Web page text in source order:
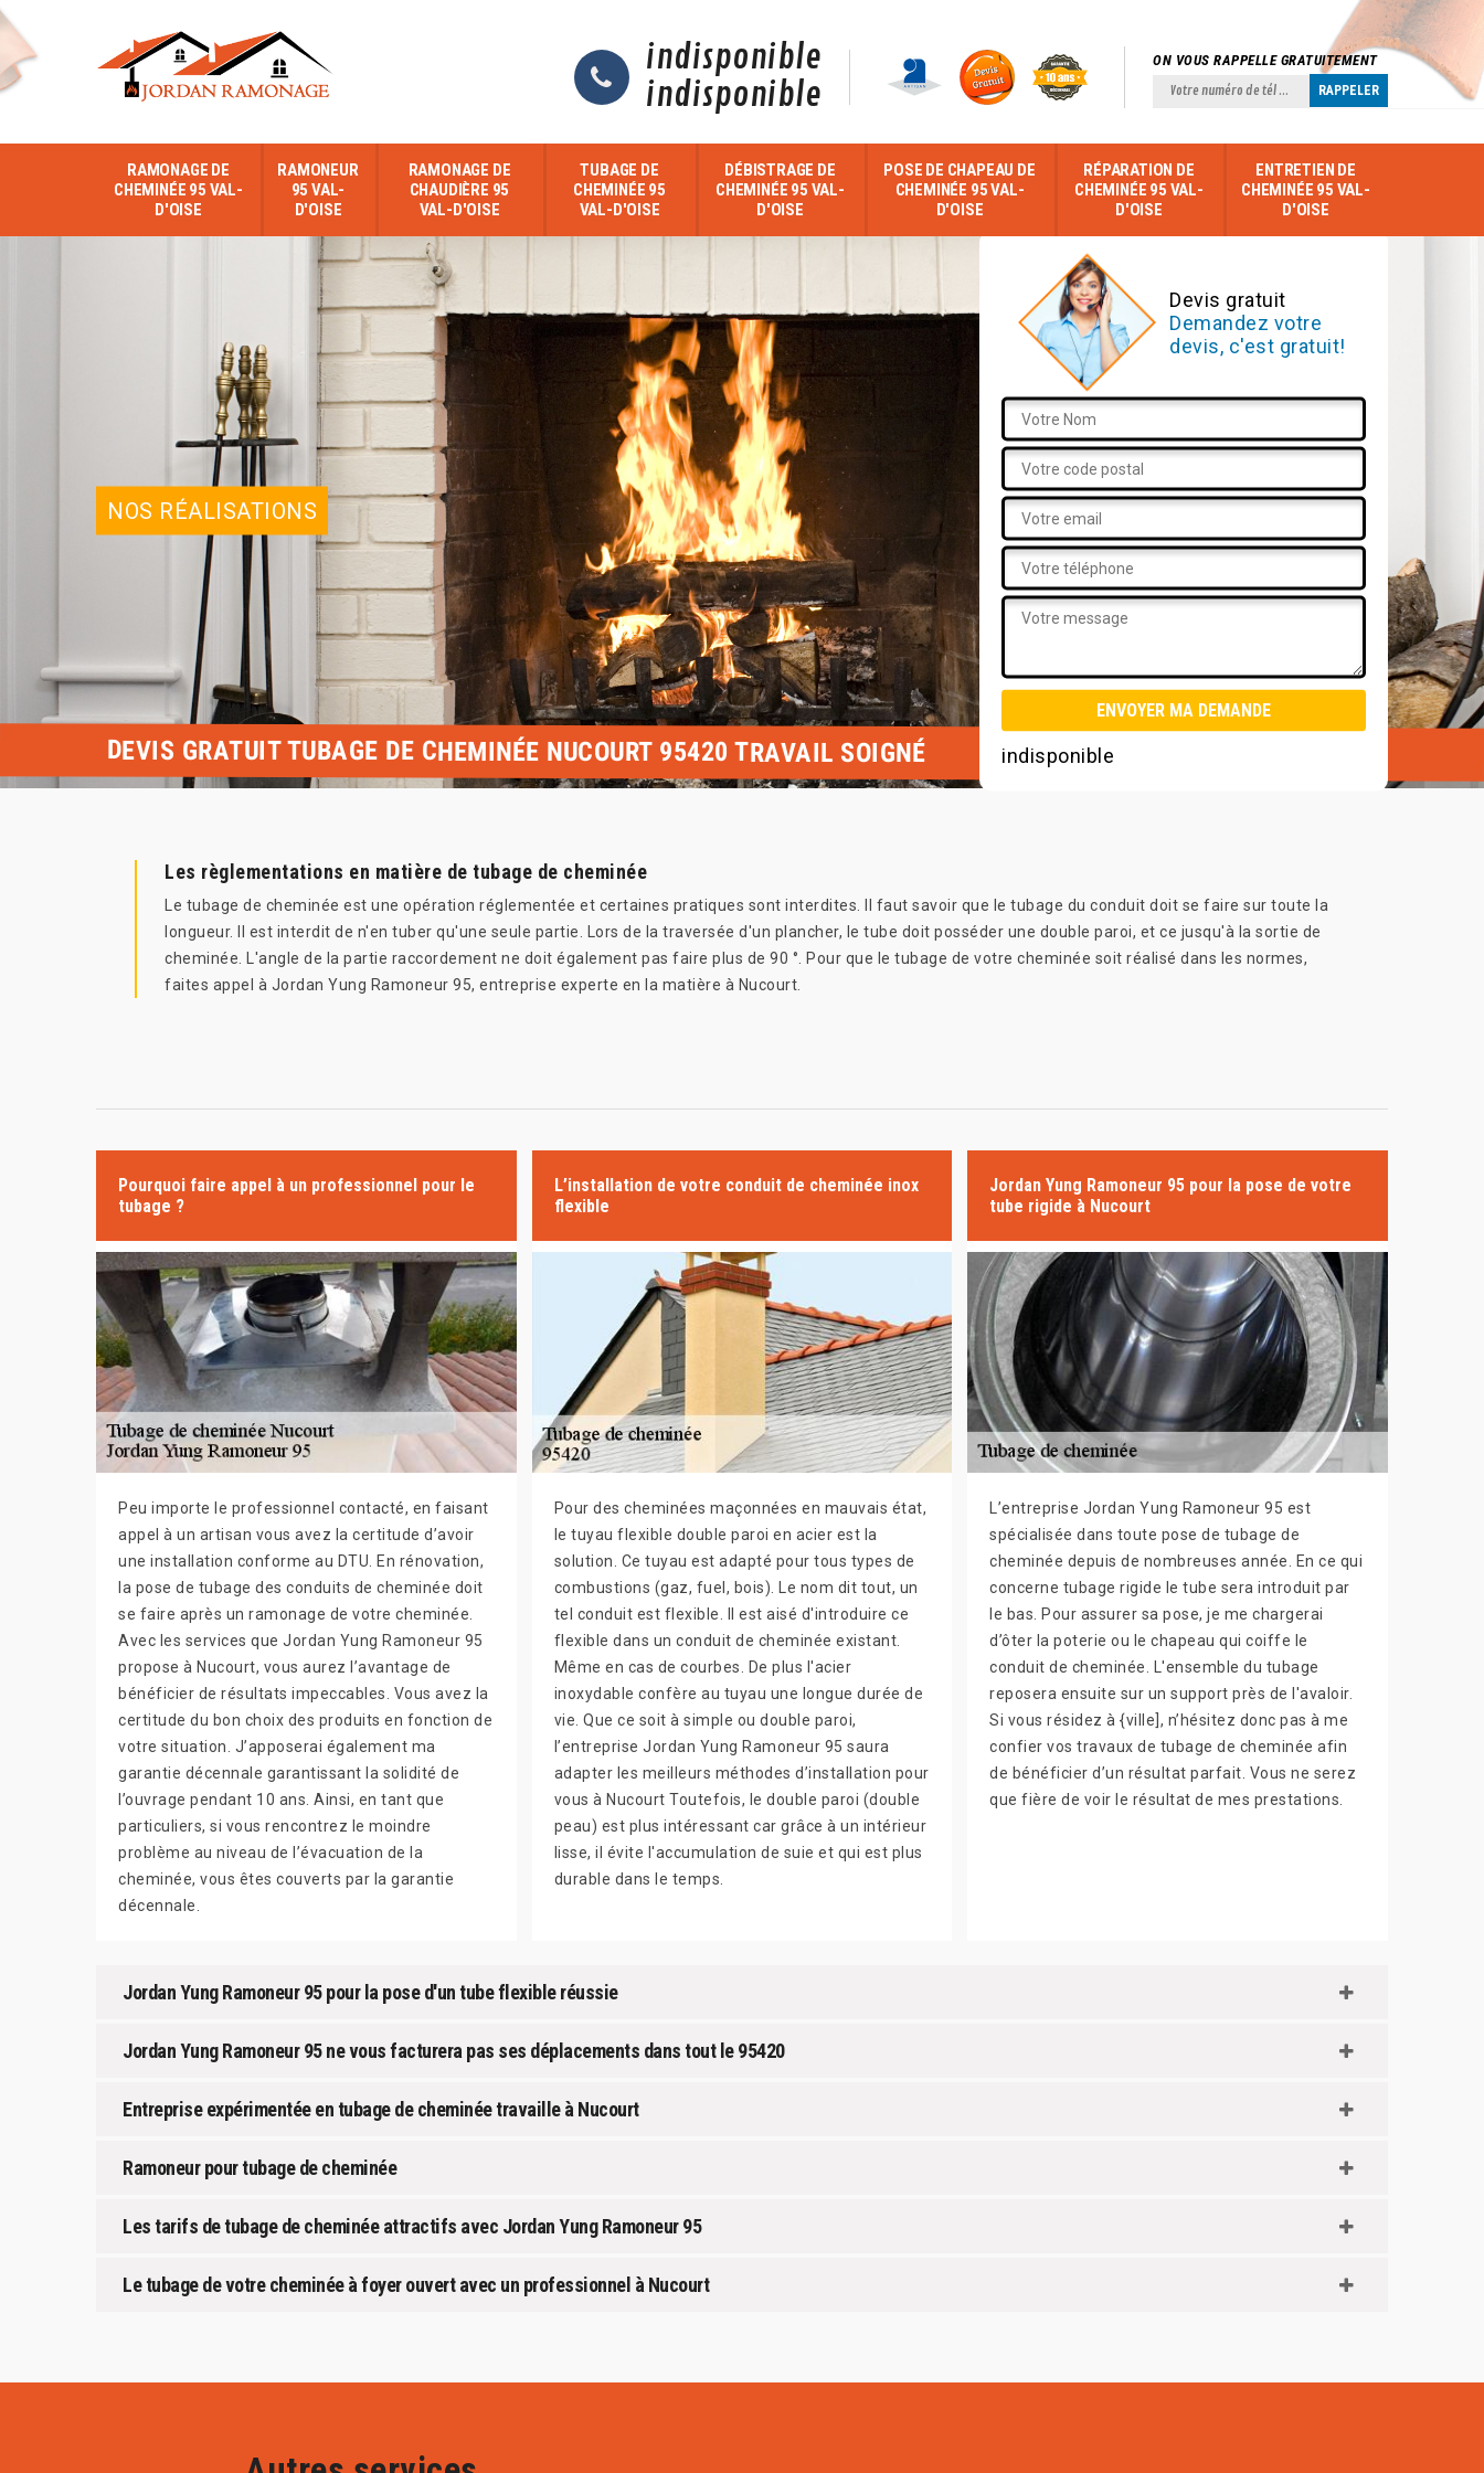
indisponible
indisponible
ON VOUS RAPPELLE GRATUITEMENT
RAMONAGE DE
CHEMINÉE 95 VAL-
D'OISE
RAMONEUR
95 VAL-
D'OISE
RAMONAGE DE
CHAUDIÈRE 95
VAL-D'OISE
TUBAGE DE
CHEMINÉE 95
VAL-D'OISE
DÉBISTRAGE DE
CHEMINÉE 95 VAL-
D'OISE
POSE DE CHAPEAU DE
CHEMINÉE 95 VAL-
D'OISE
RÉPARATION DE
CHEMINÉE 95 VAL-
D'OISE
ENTRETIEN DE
CHEMINÉE 95 VAL-
D'OISE
NOS RÉALISATIONS
Devis gratuit
Demandez votre
devis, c'est gratuit!
indisponible
DEVIS GRATUIT TUBAGE DE CHEMINÉE NUCOURT 95420 TRAVAIL SOIGNÉ
Les règlementations en matière de tubage de cheminée
Le tubage de cheminée est une opération réglementée et certaines pratiques sont interdites. Il faut savoir que le tubage du conduit doit se faire sur toute la
longueur. Il est interdit de n'en tuber qu'une seule partie. Lors de la traversée d'un plancher, le tube doit posséder une double paroi, et ce jusqu'à la sortie de
cheminée. L'angle de la partie raccordement ne doit également pas faire plus de 90 °. Pour que le tubage de votre cheminée soit réalisé dans les normes,
faites appel à Jordan Yung Ramoneur 95, entreprise experte en la matière à Nucourt.
Pourquoi faire appel à un professionnel pour le
tubage ?
Peu importe le professionnel contacté, en faisant
appel à un artisan vous avez la certitude d’avoir
une installation conforme au DTU. En rénovation,
la pose de tubage des conduits de cheminée doit
se faire après un ramonage de votre cheminée.
Avec les services que Jordan Yung Ramoneur 95
propose à Nucourt, vous aurez l’avantage de
bénéficier de résultats impeccables. Vous avez la
certitude du bon choix des produits en fonction de
votre situation. J’apposerai également ma
garantie décennale garantissant la solidité de
l’ouvrage pendant 10 ans. Ainsi, en tant que
particuliers, si vous rencontrez le moindre
problème au niveau de l’évacuation de la
cheminée, vous êtes couverts par la garantie
décennale.
L’installation de votre conduit de cheminée inox
flexible
Pour des cheminées maçonnées en mauvais état,
le tuyau flexible double paroi en acier est la
solution. Ce tuyau est adapté pour tous types de
combustions (gaz, fuel, bois). Le nom dit tout, un
tel conduit est flexible. Il est aisé d'introduire ce
flexible dans un conduit de cheminée existant.
Même en cas de courbes. De plus l'acier
inoxydable confère au tuyau une longue durée de
vie. Que ce soit à simple ou double paroi,
l’entreprise Jordan Yung Ramoneur 95 saura
adapter les meilleurs méthodes d’installation pour
vous à Nucourt Toutefois, le double paroi (double
peau) est plus intéressant car grâce à un intérieur
lisse, il évite l'accumulation de suie et qui est plus
durable dans le temps.
Jordan Yung Ramoneur 95 pour la pose de votre
tube rigide à Nucourt
L’entreprise Jordan Yung Ramoneur 95 est
spécialisée dans toute pose de tubage de
cheminée depuis de nombreuses année. En ce qui
concerne tubage rigide le tube sera introduit par
le bas. Pour assurer sa pose, je me chargerai
d’ôter la poterie ou le chapeau qui coiffe le
conduit de cheminée. L'ensemble du tubage
reposera ensuite sur un support près de l'avaloir.
Si vous résidez à {ville], n’hésitez donc pas à me
confier vos travaux de tubage de cheminée afin
de bénéficier d’un résultat parfait. Vous ne serez
que fière de voir le résultat de mes prestations.
Jordan Yung Ramoneur 95 pour la pose d'un tube flexible réussie
Jordan Yung Ramoneur 95 ne vous facturera pas ses déplacements dans tout le 95420
Entreprise expérimentée en tubage de cheminée travaille à Nucourt
Ramoneur pour tubage de cheminée
Les tarifs de tubage de cheminée attractifs avec Jordan Yung Ramoneur 95
Le tubage de votre cheminée à foyer ouvert avec un professionnel à Nucourt